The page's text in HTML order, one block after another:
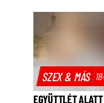
SZEX & MÁS
EGYÜTTLÉT